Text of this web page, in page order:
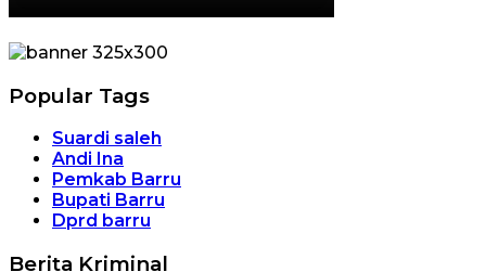
Popular Tags
Suardi saleh
Andi Ina
Pemkab Barru
Bupati Barru
Dprd barru
Berita Kriminal